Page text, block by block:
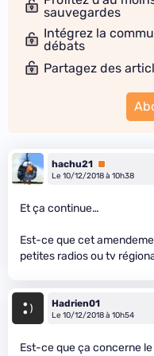
sauvegardes
Intégrez la
débats
Partagez des
hachu21 Premium
Le 10/12/2018 à 10h38
Et ça continue…
Est-ce que cet
petites radios ou tv
Hadrien01
Le 10/12/2018 à 10h54
Est-ce que ça concerne